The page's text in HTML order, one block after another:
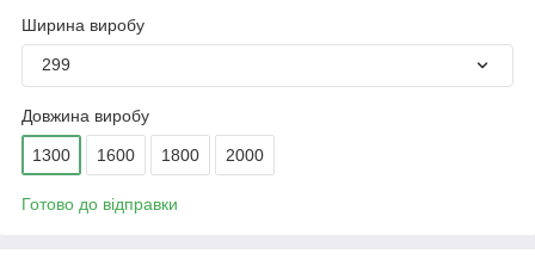
Ширина виробу
299
Довжина виробу
1300 1600 1800 2000
Готово до відправки